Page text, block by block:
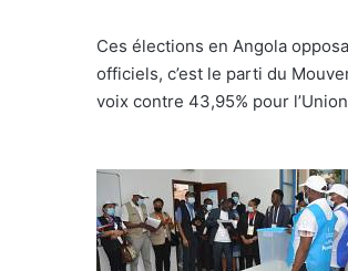
Ces élections en Angola
officiels, c’est le parti du
voix contre 43,95% pour